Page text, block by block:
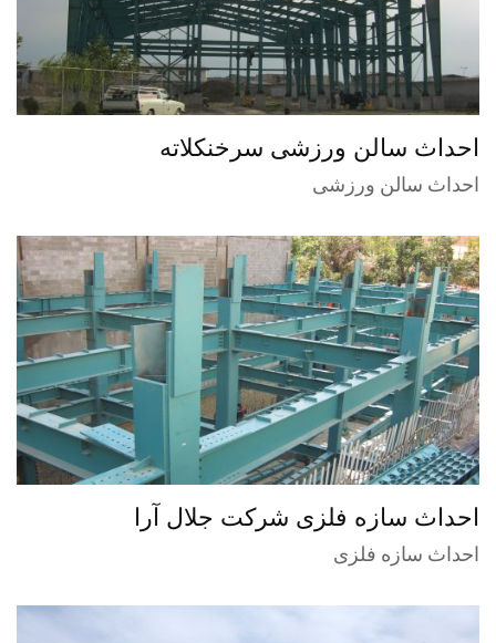
احداث سالن ورزشی سرخنکلاته
احداث سالن ورزشی
احداث سازه فلزی شرکت جلال آرا
(ساختمان۱۳ طبقه)
احداث سازه فلزی